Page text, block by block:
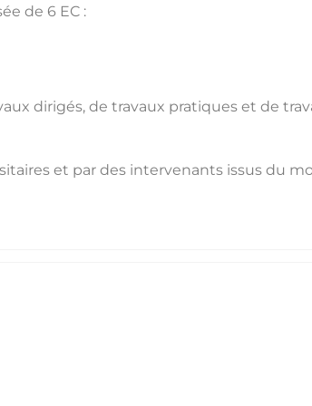
de 6 EC :
dirigés, de travaux pratiques et de
et par des intervenants issus du